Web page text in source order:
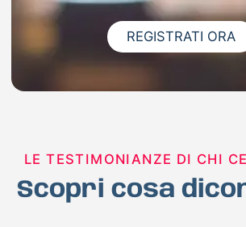
REGISTRATI ORA
LE TESTIMONIANZE DI CHI
Scopri cosa